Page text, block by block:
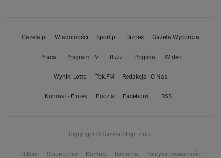
Gazeta.pl Wiadomości Sport.pl Biznes Gazeta Wyborcza
Praca Program TV Buzz Pogoda Wideo
Wyniki Lotto Tok.FM Redakcja - O Nas
Kontakt - Plotek Poczta Facebook RSS
Copyright © Gazeta.pl sp. z o.o.
O Nas Staże u nas Kontakt Reklama Polityka prywatności